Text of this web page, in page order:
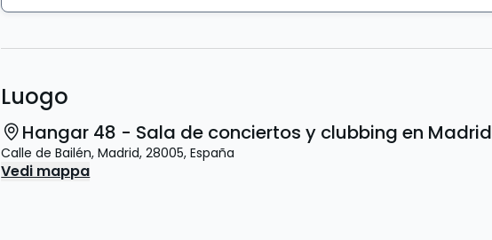
Luogo
Hangar 48 - Sala de conciertos y clubbing en Madrid
Calle de Bailén, Madrid, 28005, España
Vedi mappa